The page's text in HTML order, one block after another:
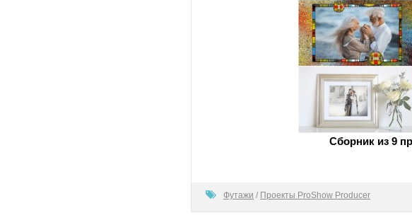
Сборник из 9
Футажи / Проекты ProShow Producer